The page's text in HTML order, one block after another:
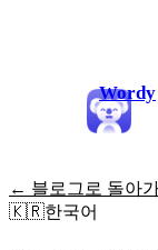
Wordy
← 블로그로 돌아가
🇰🇷한국어